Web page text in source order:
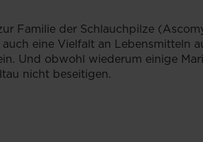
Familie der Schlauchpilze
eine Vielfalt an Lebensmitteln
Und obwohl wiederum einige
nicht beseitigen.